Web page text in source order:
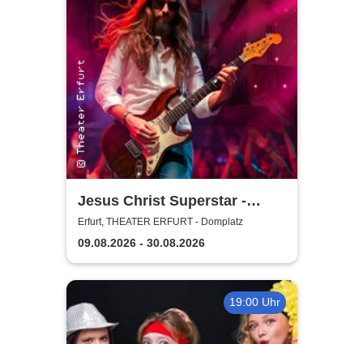
Jesus Christ Superstar -
Theater Erfurt
Erfurt, THEATER ERFURT - Domplatz
09.08.2026 - 30.08.2026
19:00 Uhr